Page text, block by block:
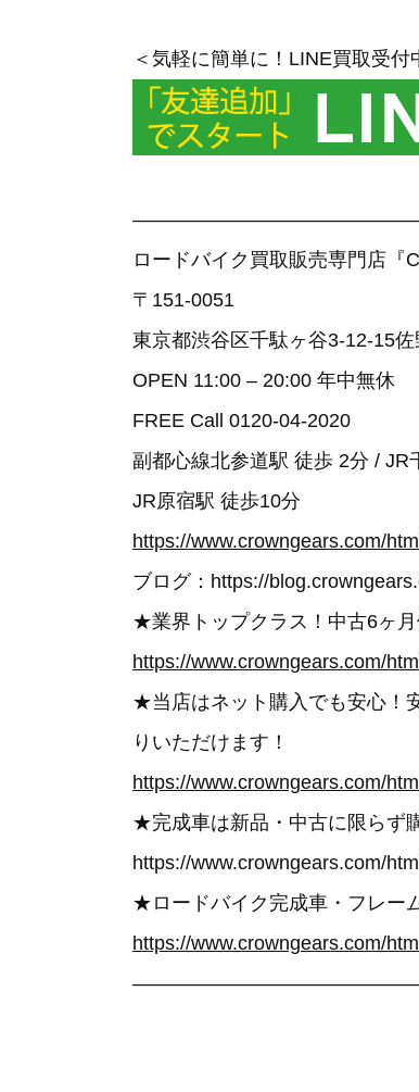
＜気軽に簡単に！LINE買取受付
ロードバイク買取販売専門店『
〒151-0051
東京都渋谷区千駄ヶ谷3-12-15
OPEN 11:00 – 20:00 年中無休
FREE Call 0120-04-2020
副都心線北参道駅 徒歩 2分 / JR
JR原宿駅 徒歩10分
https://www.crowngears.com/
ブログ：https://
★業界トップクラス！中古6ヶ月
https://www.crowngears.com/
★当店はネット購入でも安心！
りいただけます！
https://www.crowngears.com/
★完成車は新品・中古に限らず
https://www.crowngears.com/
★ロードバイク完成車・フレー
https://www.crowngears.com/